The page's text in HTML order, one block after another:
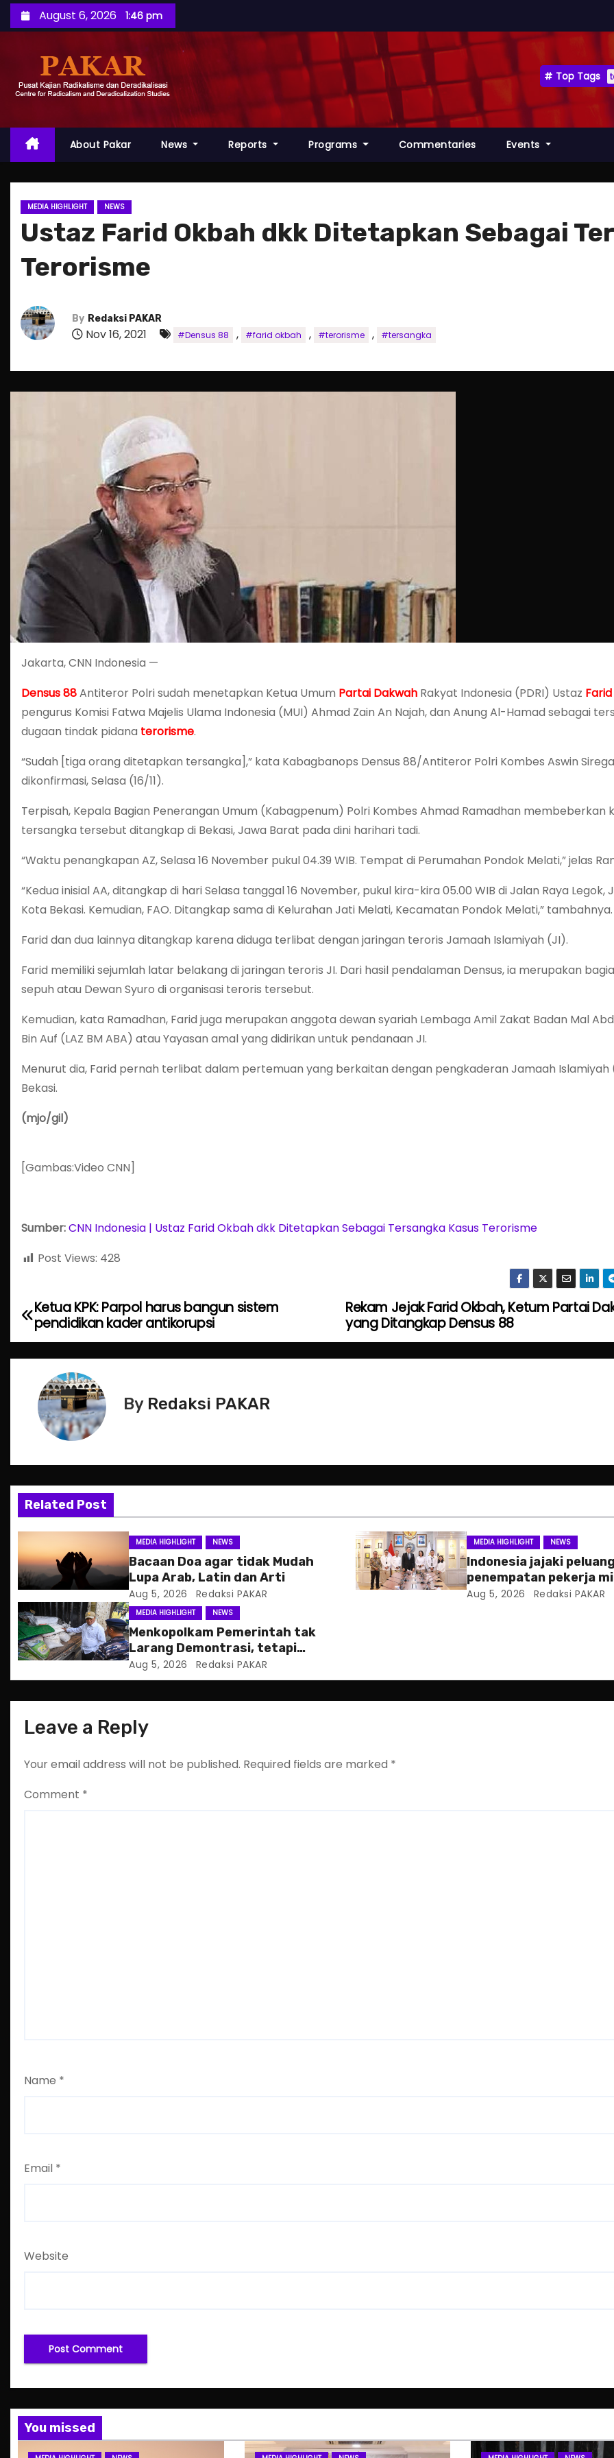
k
c
n
August 6, 2026 1:46 pm
Top Tags
About Pakar News Reports Programs Commentaries Events
MEDIA HIGHLIGHT NEWS
Ustaz Farid Okbah dkk Ditetapkan Sebagai
Terorisme
By Redaksi PAKAR
Nov 16, 2021 #Densus 88 , #farid okbah , #terorisme , #tersangka
Jakarta, CNN Indonesia —
Densus 88Antiteror Polri sudah menetapkan Ketua Umum Partai Dakwah Rakyat Indonesia (PDRI) Ustaz
pengurus Komisi Fatwa Majelis Ulama Indonesia (MUI) Ahmad Zain An Najah, dan Anung Al-Hamad sebagai
dugaan tindak pidana terorisme.
“Sudah [tiga orang ditetapkan tersangka],” kata Kabagbanops Densus 88/Antiteror Polri Kombes Aswin
dikonfirmasi, Selasa (16/11).
Terpisah, Kepala Bagian Penerangan Umum (Kabagpenum) Polri Kombes Ahmad Ramadhan membeberkan
tersangka tersebut ditangkap di Bekasi, Jawa Barat pada dini harihari tadi.
“Waktu penangkapan AZ, Selasa 16 November pukul 04.39 WIB. Tempat di Perumahan Pondok Melati,” jelas
“Kedua inisial AA, ditangkap di hari Selasa tanggal 16 November, pukul kira-kira 05.00 WIB di Jalan Raya Legok,
Kota Bekasi. Kemudian, FAO. Ditangkap sama di Kelurahan Jati Melati, Kecamatan Pondok Melati,” tambahnya.
Farid dan dua lainnya ditangkap karena diduga terlibat dengan jaringan teroris Jamaah Islamiyah (JI).
Farid memiliki sejumlah latar belakang di jaringan teroris JI. Dari hasil pendalaman Densus, ia merupakan
sepuh atau Dewan Syuro di organisasi teroris tersebut.
Kemudian, kata Ramadhan, Farid juga merupakan anggota dewan syariah Lembaga Amil Zakat Badan Mal
Bin Auf (LAZ BM ABA) atau Yayasan amal yang didirikan untuk pendanaan JI.
Menurut dia, Farid pernah terlibat dalam pertemuan yang berkaitan dengan pengkaderan Jamaah Islamiyah
Bekasi.
(mjo/gil)
[Gambas:Video CNN]
Sumber:CNN Indonesia | Ustaz Farid Okbah dkk Ditetapkan Sebagai Tersangka Kasus Terorisme
Post Views: 428
P
o
v
i
g
a
t
i
o
n
Rekam Jejak Farid Okbah, Ketum Partai
yang Ditangkap Densus 88
Ketua KPK: Parpol harus bangun sistem
pendidikan kader antikorupsi
By Redaksi PAKAR
Related Post
MEDIA HIGHLIGHT NEWS
Bacaan Doa agar tidak Mudah
Lupa Arab, Latin dan Arti
Aug 5, 2026 Redaksi PAKAR
MEDIA HIGHLIGHT NEWS
Indonesia jajaki peluang
penempatan pekerja
Slowakia
Aug 5, 2026 Redaksi PAKAR
MEDIA HIGHLIGHT NEWS
Menkopolkam Pemerintah tak
Larang Demontrasi, tetapi
Anarkistis
Aug 5, 2026 Redaksi PAKAR
Leave a Reply
Your email address will not be published. Required fields are marked *
Comment *
Name *
Email *
Website
You missed